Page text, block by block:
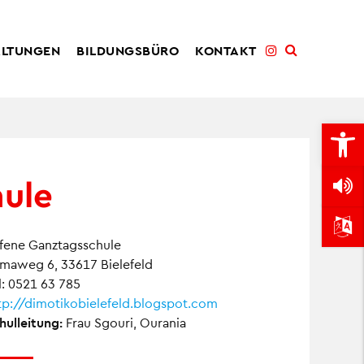
BILDUNGSBÜRO KONTAKT
Ganztagsschule
6, 33617 Bielefeld
0521 63 785
dimotikobielefeld.blogspot.com
Frau Sgouri, Ourania